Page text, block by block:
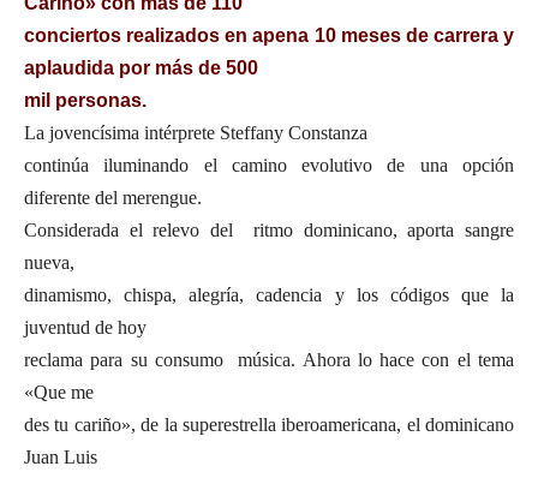
conciertos realizados en apena 10 meses de carrera y
aplaudida por más de 500
mil personas.
La jovencísima intérprete Steffany Constanza
continúa iluminando el camino evolutivo de una opción
diferente del merengue.
Considerada el relevo del ritmo dominicano, aporta sangre
nueva,
dinamismo, chispa, alegría, cadencia y los códigos que la
juventud de hoy
reclama para su consumo música. Ahora lo hace con el tema
«Que me
des tu cariño», de la superestrella iberoamericana, el dominicano
Juan Luis